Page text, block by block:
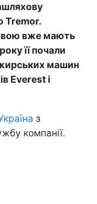
Tremor.
вже мають
її почали
машин
Everest і
з
компанії.